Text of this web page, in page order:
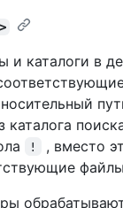
и каталоги в
каталога
!
, вместо